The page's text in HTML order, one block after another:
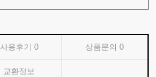
사용후기 0 상품문의0
교환정보